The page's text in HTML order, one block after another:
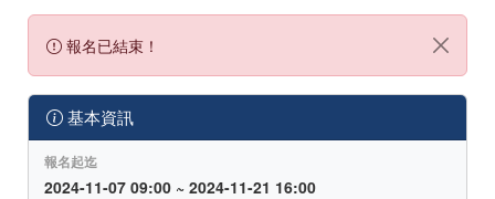
報名已結束！
基本資訊
報名起迄
2024-11-07 09:00 ~ 2024-11-21 16:00